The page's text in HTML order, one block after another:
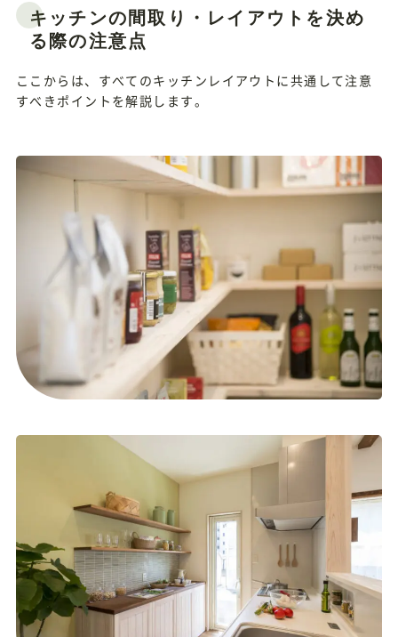
キッチンの間取り・レイアウトを決め
る際の注意点
ここからは、すべてのキッチンレイアウトに共通して注意
すべきポイントを解説します。